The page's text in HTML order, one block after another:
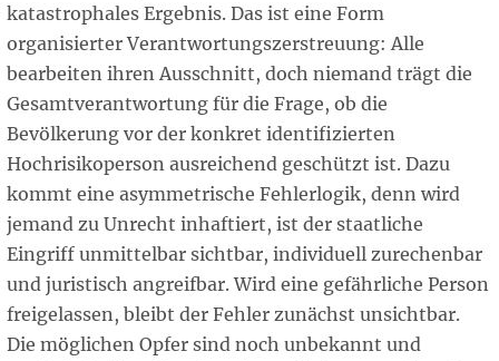
katastrophales Ergebnis. Das ist eine Form
organisierter Verantwortungszerstreuung: Alle
bearbeiten ihren Ausschnitt, doch niemand trägt die
Gesamtverantwortung für die Frage, ob die
Bevölkerung vor der konkret identifizierten
Hochrisikoperson ausreichend geschützt ist. Dazu
kommt eine asymmetrische Fehlerlogik, denn wird
jemand zu Unrecht inhaftiert, ist der staatliche
Eingriff unmittelbar sichtbar, individuell zurechenbar
und juristisch angreifbar. Wird eine gefährliche Person
freigelassen, bleibt der Fehler zunächst unsichtbar.
Die möglichen Opfer sind noch unbekannt und